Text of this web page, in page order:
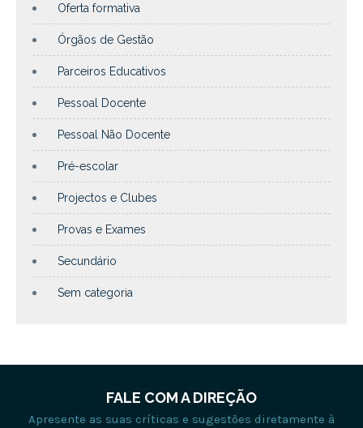
Oferta formativa
Órgãos de Gestão
Parceiros Educativos
Pessoal Docente
Pessoal Não Docente
Pré-escolar
Projectos e Clubes
Provas e Exames
Secundário
Sem categoria
FALE COM A DIREÇÃO
Apresente as suas críticas e sugestões diretamente à